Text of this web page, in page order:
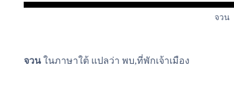
จวน
จวนในภาษาใต้ แปลว่า พบ,ที่พักเจ้าเมือง